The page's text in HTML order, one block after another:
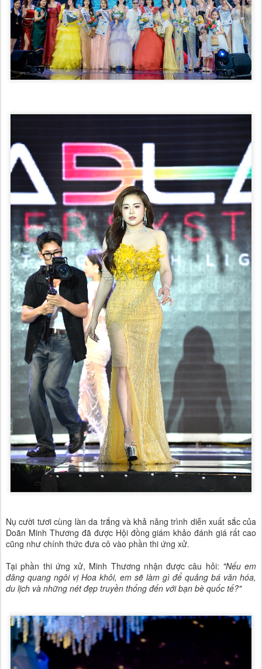
Nụ cười tươi cùng làn da trắng và khả năng trình diễn xuất sắc của
Doãn Minh Thương đã được Hội đồng giám khảo đánh giá rất cao
cũng như chính thức đưa cô vào phần thi ứng xử.
Tại phần thi ứng xử, Minh Thương nhận được câu hỏi: "Nếu em
đăng quang ngôi vị Hoa khôi, em sẽ làm gì để quảng bá văn hóa,
du lịch và những nét đẹp truyền thống đến với bạn bè quốc tế?"